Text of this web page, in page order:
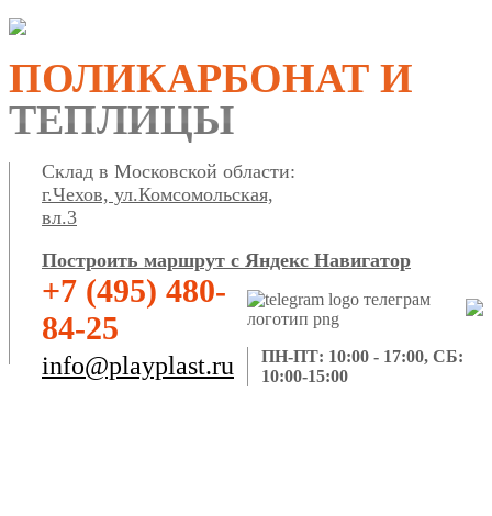
ПОЛИКАРБОНАТ И
ТЕПЛИЦЫ
Склад в Московской области:
г.Чехов, ул.Комсомольская,
вл.3
Построить маршрут с Яндекс Навигатор
+7 (495) 480-
84-25
info@playplast.ru
ПН-ПТ: 10:00 - 17:00, СБ:
10:00-15:00